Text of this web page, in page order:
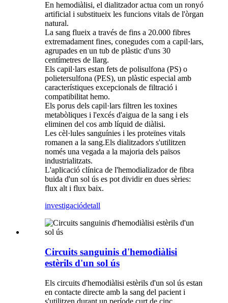
En hemodiàlisi, el dialitzador actua com un ronyó
artificial i substitueix les funcions vitals de l'òrgan
natural.
La sang flueix a través de fins a 20.000 fibres
extremadament fines, conegudes com a capil·lars,
agrupades en un tub de plàstic d'uns 30
centímetres de llarg.
Els capil·lars estan fets de polisulfona (PS) o
polietersulfona (PES), un plàstic especial amb
característiques excepcionals de filtració i
compatibilitat hemo.
Els porus dels capil·lars filtren les toxines
metabòliques i l'excés d'aigua de la sang i els
eliminen del cos amb líquid de diàlisi.
Les cèl·lules sanguínies i les proteïnes vitals
romanen a la sang.Els dialitzadors s'utilitzen
només una vegada a la majoria dels països
industrialitzats.
L'aplicació clínica de l'hemodializador de fibra
buida d'un sol ús es pot dividir en dues sèries:
flux alt i flux baix.
investigaciódetall
Circuits sanguinis d'hemodiàlisi
estèrils d'un sol ús
Els circuits d'hemodiàlisi estèrils d'un sol ús estan
en contacte directe amb la sang del pacient i
s'utilitzen durant un període curt de cinc